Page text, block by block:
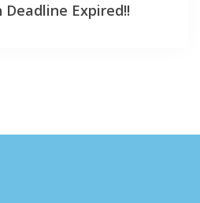
Expired!!